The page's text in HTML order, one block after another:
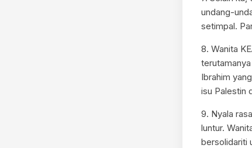
undang-
setimpal.
8. Wanita
Ibrahim
isu Palestin
9. Nyala
luntur.
bersolidariti